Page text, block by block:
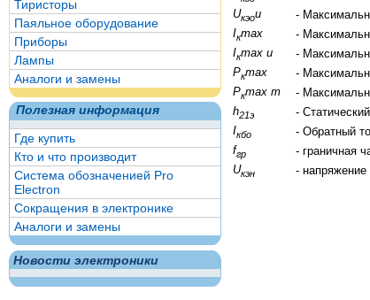
Тиристоры
Паяльное оборудование
Приборы
Лампы
Аналоги и замены
Полезная информация
Где купить
Кто и что производит
Система обозначенией Pro
Electron
Сокращения в электронике
Аналоги и замены
Новости электроники
Uкэои
-
Iкmax
-
Iкmax и
-
Pкmax
-
Pкmax т
-
h21э
-
Iкбо
- Обратный
fгр
- граничная
Uкэн -